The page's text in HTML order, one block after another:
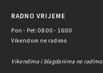
RADNO VRIJEME
Pon - Pet: 08:00 - 16:00
Vikendom ne radimo
Vikendima i blagdanima ne radimo